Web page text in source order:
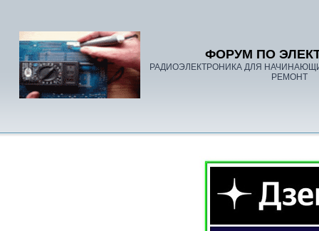
ФОРУМ ПО
РАДИОЭЛЕКТРОНИКА ДЛЯ
РЕМОНТ